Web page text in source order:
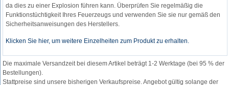
da dies zu einer Explosion führen kann. Überprüfen Sie regelmäßig die
Funktionstüchtigkeit Ihres Feuerzeugs und verwenden Sie sie nur gemäß den
Sicherheitsanweisungen des Herstellers.
Klicken Sie hier, um weitere Einzelheiten zum Produkt zu erhalten.
Die maximale Versandzeit bei diesem Artikel beträgt 1-2 Werktage (bei 95 % der
Bestellungen).
Stattpreise sind unsere bisherigen Verkaufspreise. Angebot gültig solange der